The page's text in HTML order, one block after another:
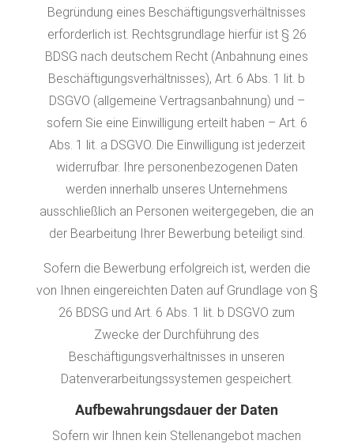
Begründung eines Beschäftigungsverhältnisses
erforderlich ist. Rechtsgrundlage hierfür ist § 26
BDSG nach deutschem Recht (Anbahnung eines
Beschäftigungsverhältnisses), Art. 6 Abs. 1 lit. b
DSGVO (allgemeine Vertragsanbahnung) und –
sofern Sie eine Einwilligung erteilt haben – Art. 6
Abs. 1 lit. a DSGVO. Die Einwilligung ist jederzeit
widerrufbar. Ihre personenbezogenen Daten
werden innerhalb unseres Unternehmens
ausschließlich an Personen weitergegeben, die an
der Bearbeitung Ihrer Bewerbung beteiligt sind.
Sofern die Bewerbung erfolgreich ist, werden die
von Ihnen eingereichten Daten auf Grundlage von §
26 BDSG und Art. 6 Abs. 1 lit. b DSGVO zum
Zwecke der Durchführung des
Beschäftigungsverhältnisses in unseren
Datenverarbeitungssystemen gespeichert.
Aufbewahrungsdauer der Daten
Sofern wir Ihnen kein Stellenangebot machen